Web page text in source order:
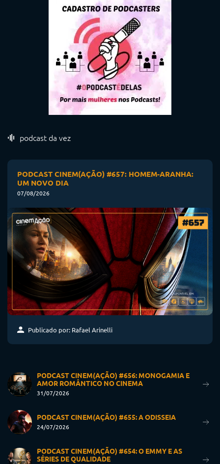
podcast da vez
PODCAST CINEM(AÇÃO) #657: HOMEM-ARANHA:
UM NOVO DIA
07/08/2026
Publicado por: Rafael Arinelli
PODCAST CINEM(AÇÃO) #656: MONOGAMIA E
AMOR ROMÂNTICO NO CINEMA
31/07/2026
PODCAST CINEM(AÇÃO) #655: A ODISSEIA
24/07/2026
PODCAST CINEM(AÇÃO) #654: O EMMY E AS
SÉRIES DE QUALIDADE